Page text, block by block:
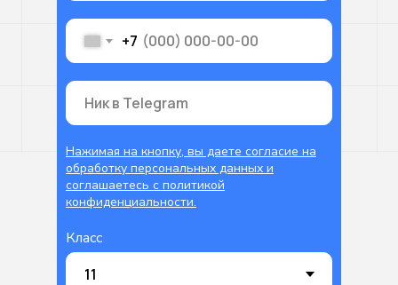
+7
Нажимая на кнопку, вы даете согласие на
обработку персональных данных и
соглашаетесь c политикой
конфиденциальности.
Класс